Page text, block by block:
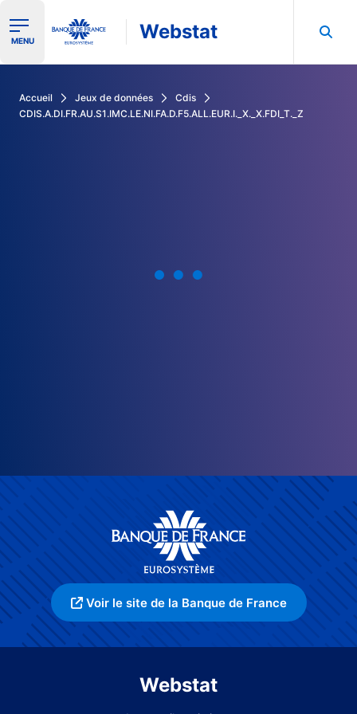
Ouvrir le menu de navigation
MENU Webstat
Accueil Jeux de données
Cdis
CDIS.A.DI.FR.AU.S1.IMC.LE.NI.FA.D.F5.ALL.EUR.I._X._X.FDI_T._Z
Voir le site de la Banque de France
Webstat